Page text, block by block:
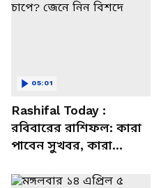
Rashifal Today :
রবিবারের রাশিফল: কারা
পাবেন সুখবর, কারা
বিশদে
05:01